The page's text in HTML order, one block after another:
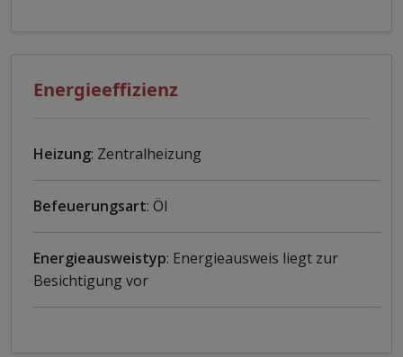
Energieeffizienz
Heizung: Zentralheizung
Befeuerungsart: Öl
Energieausweistyp: Energieausweis liegt zur
Besichtigung vor